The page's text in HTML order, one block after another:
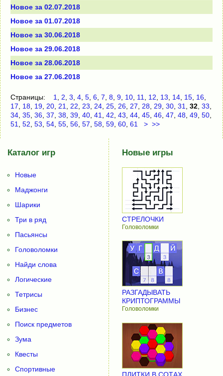
Новое за 02.07.2018
Новое за 01.07.2018
Новое за 30.06.2018
Новое за 29.06.2018
Новое за 28.06.2018
Новое за 27.06.2018
Страницы: 1 2 3 4 5 6 7 8 9 10 11 12 13 14 15 16
17
18 19 20 21 22 23 24 25 26 27 28 29 30 31 32 33
34 35 36 37 38 39 40 41 42 43 44 45 46 47 48 49 50
51
52 53 54 55 56 57 58 59 60 61 > >>
Каталог игр
Новые
Маджонги
Шарики
Три в ряд
Пасьянсы
Головоломки
Найди слова
Логические
Тетрисы
Бизнес
Поиск предметов
Зума
Квесты
Спортивные
Новые игры
СТРЕЛОЧКИ
Головоломки
РАЗГАДЫВАТЬ
КРИПТОГРАММЫ
Головоломки
ПЛИТКИ В СОТАХ